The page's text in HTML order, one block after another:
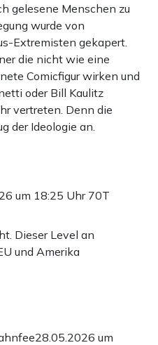
gelesene Menschen zu
wurde von
Extremisten gekapert.
die nicht wie eine
Comicfigur wirken und
oder Bill Kaulitz
vertreten. Denn die
der Ideologie an.
um 18:25 Uhr 70T
Dieser Level an
und Amerika
28.05.2026 um